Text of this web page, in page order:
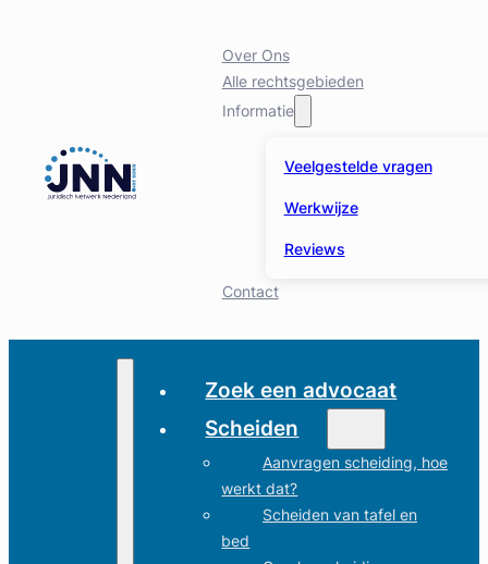
Over Ons
Alle rechtsgebieden
Informatie
Veelgestelde vragen
Werkwijze
Reviews
Contact
Zoek een advocaat
Scheiden
Aanvragen scheiding, hoe
werkt dat?
Scheiden van tafel en
bed